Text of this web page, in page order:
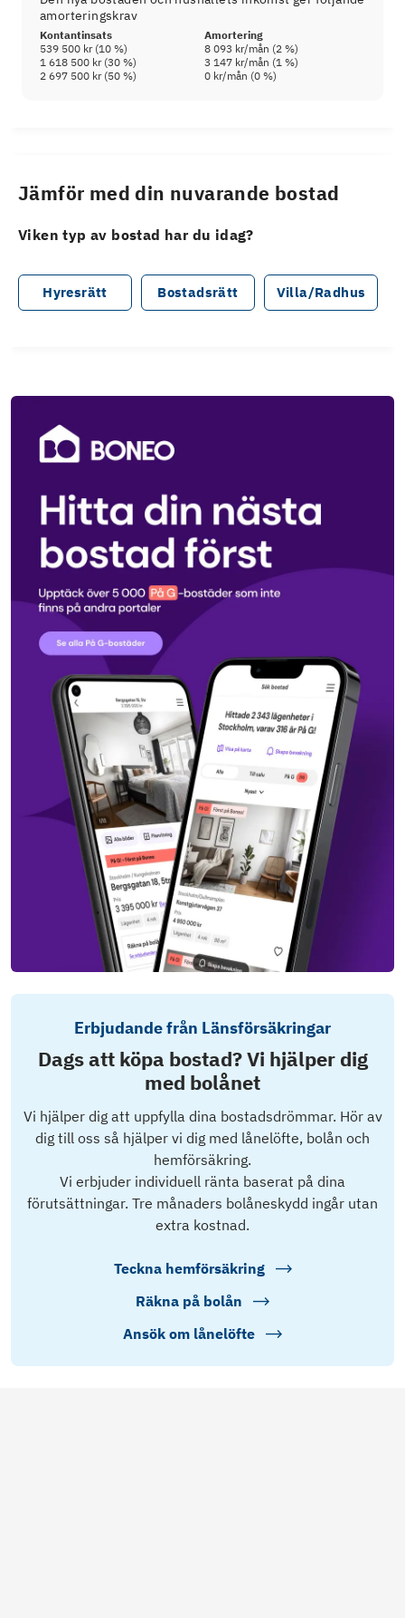
amorteringskrav
Kontantinsats
Amortering
539 500 kr(10 %) 8 093 kr/mån (2 %)
1 618 500 kr(30 %) 3 147 kr/mån (1 %)
2 697 500 kr(50 %) 0 kr/mån (0 %)
Jämför med din nuvarande bostad
Viken typ av bostad har du idag?
Hyresrätt Bostadsrätt Villa/Radhus
Erbjudande från Länsförsäkringar
Dags att köpa bostad? Vi hjälper dig
med bolånet
Vi hjälper dig att uppfylla dina bostadsdrömmar. Hör av
dig till oss så hjälper vi dig med lånelöfte, bolån och
hemförsäkring.
Vi erbjuder individuell ränta baserat på dina
förutsättningar. Tre månaders bolåneskydd ingår utan
extra kostnad.
Teckna hemförsäkring
Räkna på bolån
Ansök om lånelöfte